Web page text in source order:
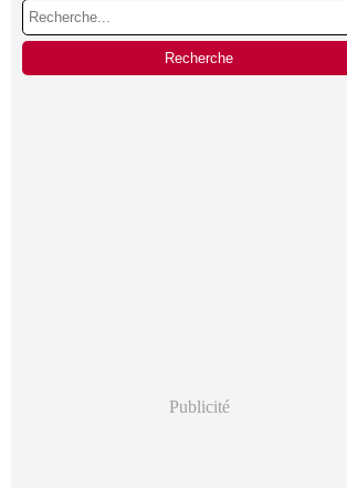
Publicité